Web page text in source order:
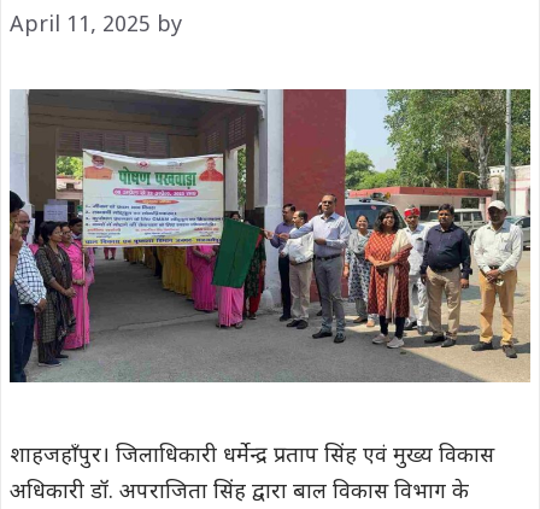
April 11, 2025 by
शाहजहाँपुर। जिलाधिकारी धर्मेन्द्र प्रताप सिंह एवं मुख्य विकास
अधिकारी डॉ. अपराजिता सिंह द्वारा बाल विकास विभाग के